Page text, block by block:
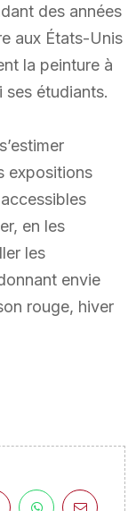
des années
aux États-Unis
la peinture à
ses étudiants.
expositions
en les
les
envie
rouge, hiver